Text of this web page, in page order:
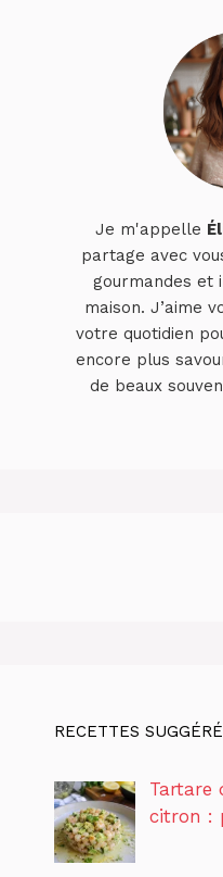
Je m'appelle
partage avec
gourmandes et
maison. J’aime
votre quotidien
encore plus
de beaux
RECETTES
Tartare
citron :